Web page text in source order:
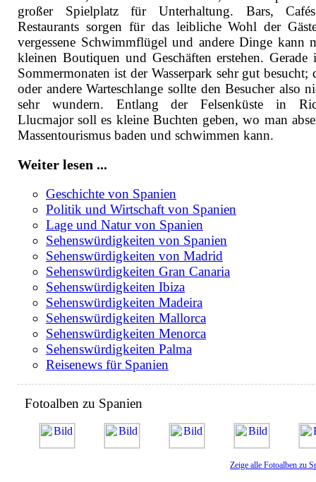
großer Spielplatz für Unterhaltung. Bars,
Restaurants sorgen für das leibliche Wohl der
vergessene Schwimmflügel und andere Dinge kann
kleinen Boutiquen und Geschäften erstehen. Gerade
Sommermonaten ist der Wasserpark sehr gut besucht;
oder andere Warteschlange sollte den Besucher also
sehr wundern. Entlang der Felsenküste in
Llucmajor soll es kleine Buchten geben, wo man
Massentourismus baden und schwimmen kann.
Weiter lesen ...
Geschichte von Spanien
Politik und Wirtschaft von Spanien
Lage und Natur von Spanien
Sehenswürdigkeiten von Spanien
Sehenswürdigkeiten von Madrid
Sehenswürdigkeiten Gran Canaria
Sehenswürdigkeiten Ibiza
Sehenswürdigkeiten Madeira
Sehenswürdigkeiten Mallorca
Sehenswürdigkeiten Menorca
Sehenswürdigkeiten Palma
Reisenews für Spanien
Fotoalben zu Spanien
Zeige alle Fotoalben zu